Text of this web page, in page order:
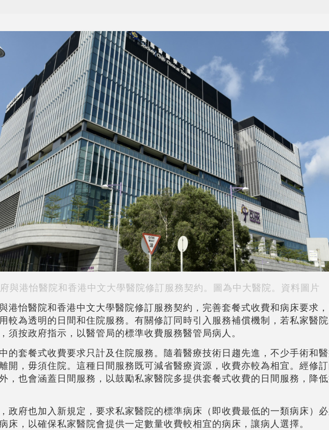
與港怡醫院和香港中文大學醫院修訂服務契約。圖為中大醫院。資料圖片
港怡醫院和香港中文大學醫院修訂服務契約，完善套餐式收費和病床要求
較為透明的日間和住院服務。有關修訂同時引入服務補償機制，若私家醫
須按政府指示，以醫管局的標準收費服務醫管局病人。
的套餐式收費要求只計及住院服務。隨着醫療技術日趨先進，不少手術和
開，毋須住院。這種日間服務既可減省醫療資源，收費亦較為相宜。經修
，也會涵蓋日間服務，以鼓勵私家醫院多提供套餐式收費的日間服務，降
政府也加入新規定，要求私家醫院的標準病床（即收費最低的一類病床）
床，以確保私家醫院會提供一定數量收費較相宜的病床，讓病人選擇。